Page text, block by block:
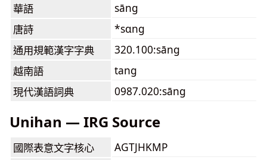
華語
sāng
唐詩
*sɑng
通用規範漢字字典
320.100:sāng
越南語
tang
現代漢語詞典
0987.020:sāng
Unihan — IRG Source
國際表意文字核心
AGTJHKMP